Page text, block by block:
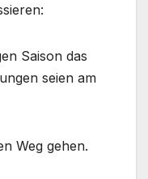
Saison das
seien am
Weg gehen.